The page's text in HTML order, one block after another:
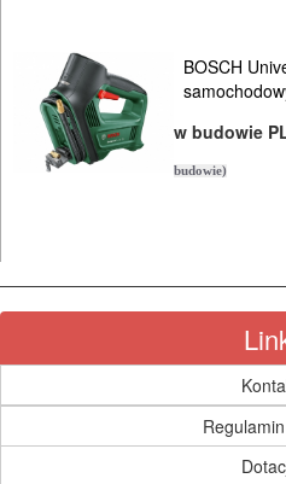
BOSCH
w budowie
budowie)